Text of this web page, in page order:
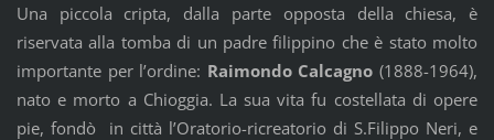
Una piccola cripta, dalla parte opposta della chiesa, è
riservata alla tomba di un padre filippino che è stato molto
importante per l’ordine: Raimondo Calcagno (1888-1964),
nato e morto a Chioggia. La sua vita fu costellata di opere
pie, fondò in città l’Oratorio-ricreatorio di S.Filippo Neri, e